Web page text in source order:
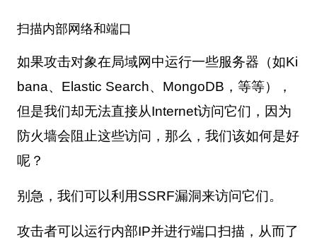
扫描内部网络和端口
如果攻击对象在局域网中运行一些服务器（如Ki
bana、 Elastic Search、 MongoDB ，等等），
但是我们却无法直接从Internet访问它们，因为
防火墙会阻止这些访问，那么，我们该如何是好
呢？
别急，我们可以利用SSRF漏洞来访问它们。
攻击者可以运行内部IP并进行端口扫描，从而了